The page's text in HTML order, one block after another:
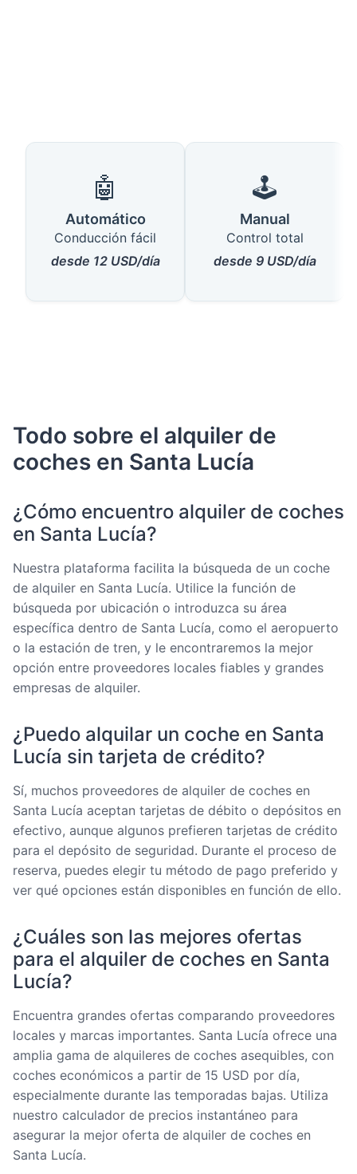
🤖
Automático
Conducción fácil
desde 12 USD/día
🕹️
Manual
Control total
desde 9 USD/día
Todo sobre el alquiler de
coches en Santa Lucía
¿Cómo encuentro alquiler de coches
en Santa Lucía?
Nuestra plataforma facilita la búsqueda de un coche
de alquiler en Santa Lucía. Utilice la función de
búsqueda por ubicación o introduzca su área
específica dentro de Santa Lucía, como el aeropuerto
o la estación de tren, y le encontraremos la mejor
opción entre proveedores locales fiables y grandes
empresas de alquiler.
¿Puedo alquilar un coche en Santa
Lucía sin tarjeta de crédito?
Sí, muchos proveedores de alquiler de coches en
Santa Lucía aceptan tarjetas de débito o depósitos en
efectivo, aunque algunos prefieren tarjetas de crédito
para el depósito de seguridad. Durante el proceso de
reserva, puedes elegir tu método de pago preferido y
ver qué opciones están disponibles en función de ello.
¿Cuáles son las mejores ofertas
para el alquiler de coches en Santa
Lucía?
Encuentra grandes ofertas comparando proveedores
locales y marcas importantes. Santa Lucía ofrece una
amplia gama de alquileres de coches asequibles, con
coches económicos a partir de 15 USD por día,
especialmente durante las temporadas bajas. Utiliza
nuestro calculador de precios instantáneo para
asegurar la mejor oferta de alquiler de coches en
Santa Lucía.